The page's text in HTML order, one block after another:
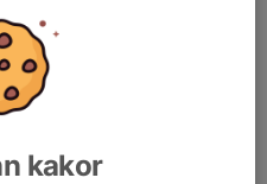
vädret.
så att du inte blir
kakor